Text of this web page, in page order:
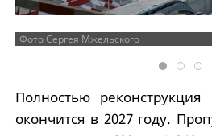
Фото Сергея Мжельского
Полностью
окончится в 2027 году.